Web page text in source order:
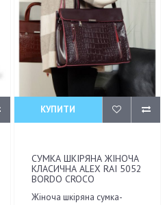
КУПИТИ
СУМКА ШКІРЯНА ЖІНОЧА
КЛАСИЧНА ALEX RAI 5052
BORDO CROCO
Жіноча шкіряна сумка-